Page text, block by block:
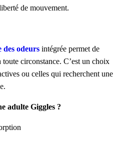
de mouvement.
des odeurs intégrée permet de
toute circonstance. C’est un choix
ou celles qui recherchent une
adulte Giggles ?